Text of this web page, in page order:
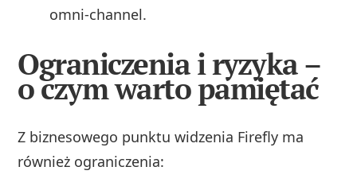
omni‑channel.
Ograniczenia i ryzyka –
o czym warto pamiętać
Z biznesowego punktu widzenia Firefly ma
również ograniczenia: